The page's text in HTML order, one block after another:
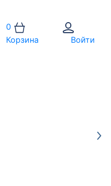
0
Корзина
Войти